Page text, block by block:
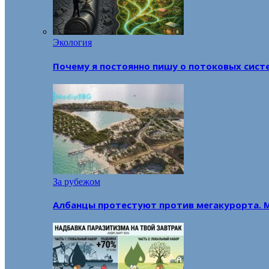
Экология
Почему я постоянно пишу о потоковых
За рубежом
Албанцы протестуют против мегакурорта.